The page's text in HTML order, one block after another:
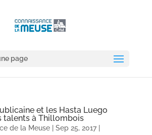
page
et les Hasta Luego
talents à Thillombois
de la Meuse| Sep 25, 2017|